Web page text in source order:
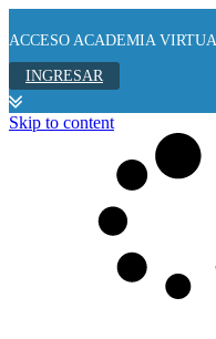
ACCESO ACADEMIA
INGRESAR
Skip to content